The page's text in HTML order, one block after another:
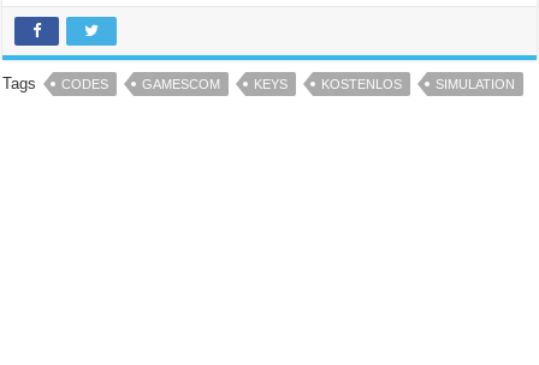
Tags CODES GAMESCOM KEYS KOSTENLOS SIMULATION